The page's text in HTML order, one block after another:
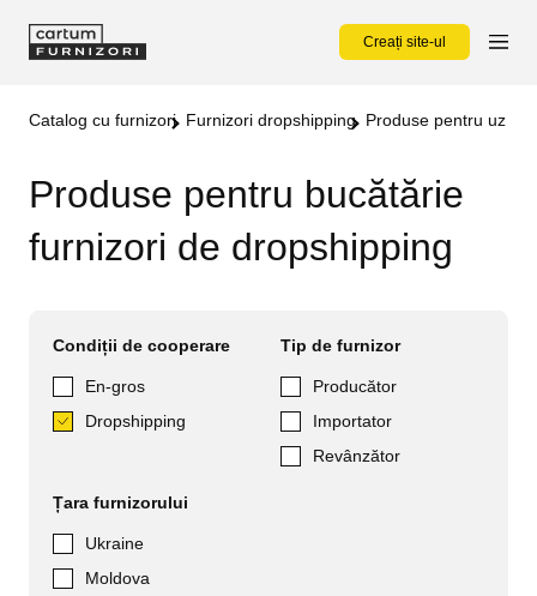
Creați site-ul
Catalog cu furnizori Furnizori dropshipping Produse pentru uz
Produse pentru bucătărie
furnizori de dropshipping
Condiții de cooperare
En-gros
Dropshipping
Tip de furnizor
Producător
Importator
Revânzător
Țara furnizorului
Ukraine
Moldova